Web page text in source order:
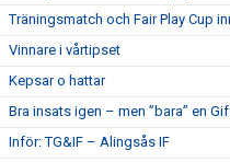
Träningsmatch och Fair Play Cup
Vinnare i vårtipset
Kepsar o hattar
Bra insats igen – men ”bara” en
Inför: TG&IF – Alingsås IF